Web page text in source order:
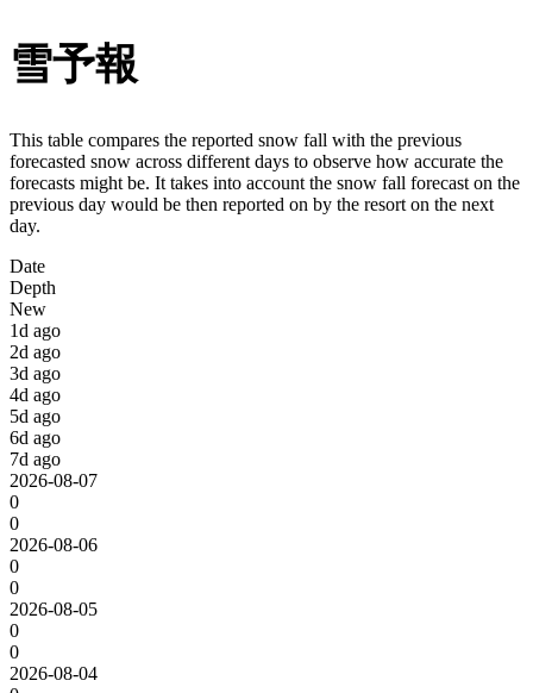
雪予報
This table compares the reported snow fall with the previous
forecasted snow across different days to observe how accurate the
forecasts might be. It takes into account the snow fall forecast on the
previous day would be then reported on by the resort on the next
day.
Date
Depth
New
1d ago
2d ago
3d ago
4d ago
5d ago
6d ago
7d ago
2026-08-07
0
0
2026-08-06
0
0
2026-08-05
0
0
2026-08-04